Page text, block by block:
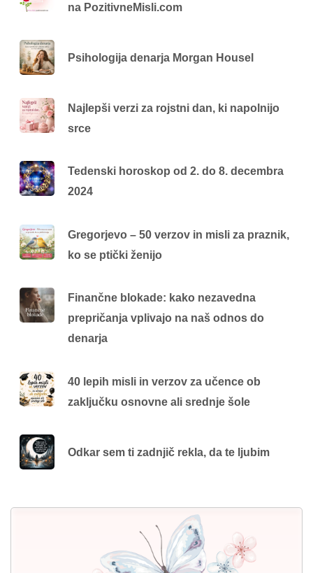
na PozitivneMisli.com
Psihologija denarja Morgan Housel
Najlepši verzi za rojstni dan, ki napolnijo
srce
Tedenski horoskop od 2. do 8. decembra
2024
Gregorjevo – 50 verzov in misli za praznik,
ko se ptički ženijo
Finančne blokade: kako nezavedna
prepričanja vplivajo na naš odnos do
denarja
40 lepih misli in verzov za učence ob
zaključku osnovne ali srednje šole
Odkar sem ti zadnjič rekla, da te ljubim